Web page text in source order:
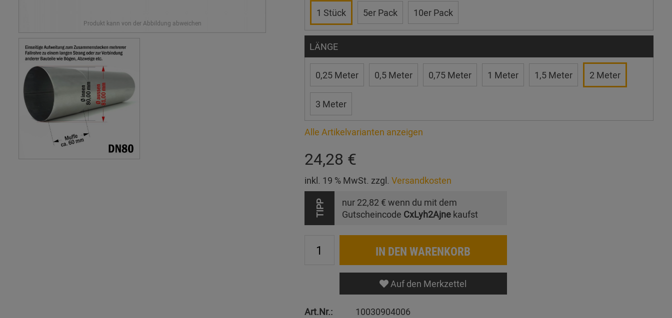
1 Stück 5er Pack 10er Pack
LÄNGE
0,25 Meter 0,5 Meter 0,75 Meter 1 Meter 1,5 Meter 2 Meter
3 Meter
Alle Artikelvarianten anzeigen
24,28 €
inkl. 19 % MwSt. zzgl. Versandkosten
TIPP nur 22,82 € wenn du mit dem
Gutscheincode CxLyh2Ajnekaufst
IN DEN WARENKORB
Auf den Merkzettel
Art.Nr.:
10030904006